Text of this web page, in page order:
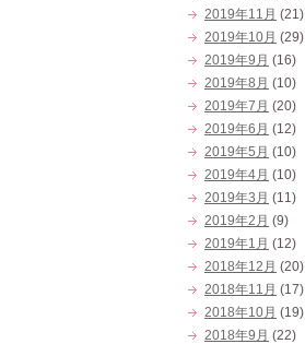
2019年11月 (21)
2019年10月 (29)
2019年9月 (16)
2019年8月 (10)
2019年7月 (20)
2019年6月 (12)
2019年5月 (10)
2019年4月 (10)
2019年3月 (11)
2019年2月 (9)
2019年1月 (12)
2018年12月 (20)
2018年11月 (17)
2018年10月 (19)
2018年9月 (22)